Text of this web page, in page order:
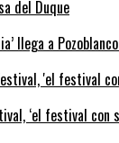
llega a
‘el festival con